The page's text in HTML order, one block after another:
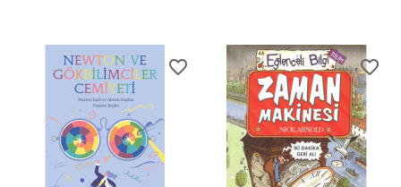
favorite_border favorite_border